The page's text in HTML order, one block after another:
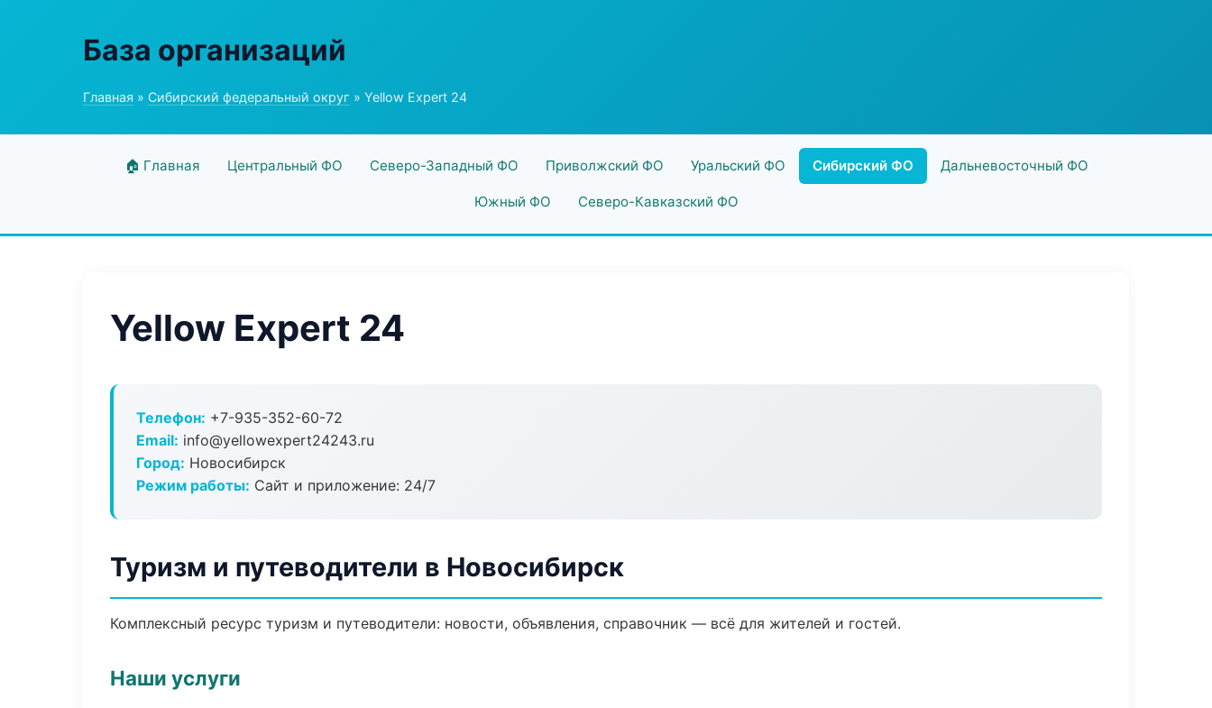
База организаций
Главная » Сибирский федеральный округ » Yellow Expert 24
🏠 Главная Центральный ФО Северо-Западный ФО Приволжский ФО Уральский ФО Сибирский ФО Дальневосточный ФО
Южный ФО Северо-Кавказский ФО
Yellow Expert 24
Телефон: +7-935-352-60-72
Email: info@yellowexpert24243.ru
Город: Новосибирск
Режим работы: Сайт и приложение: 24/7
Туризм и путеводители в Новосибирск
Комплексный ресурс туризм и путеводители: новости, объявления, справочник — всё для жителей и гостей.
Наши услуги